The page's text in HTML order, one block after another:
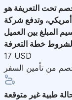
هي 1000 دولار. الخصم تحت التعريفة هو
ويدفع العميل 100 دولار أمريكي، وتدفع شركة
تقسيم المبلغ بين العميل
17 USD
من تأمين السفر
طبية غير متوقعة